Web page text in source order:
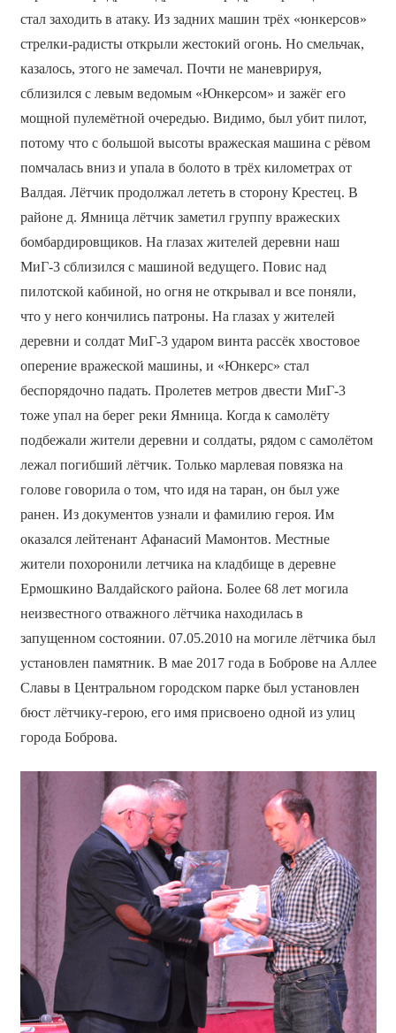
стал заходить в атаку. Из задних машин трёх «юнкерсов»
стрелки-радисты открыли жестокий огонь. Но смельчак,
казалось, этого не замечал. Почти не маневрируя,
сблизился с левым ведомым «Юнкерсом» и зажёг его
мощной пулемётной очередью. Видимо, был убит пилот,
потому что с большой высоты вражеская машина с рёвом
помчалась вниз и упала в болото в трёх километрах от
Валдая. Лётчик продолжал лететь в сторону Крестец. В
районе д. Ямница лётчик заметил группу вражеских
бомбардировщиков. На глазах жителей деревни наш
МиГ-3 сблизился с машиной ведущего. Повис над
пилотской кабиной, но огня не открывал и все поняли,
что у него кончились патроны. На глазах у жителей
деревни и солдат МиГ-3 ударом винта рассёк хвостовое
оперение вражеской машины, и «Юнкерс» стал
беспорядочно падать. Пролетев метров двести МиГ-3
тоже упал на берег реки Ямница. Когда к самолёту
подбежали жители деревни и солдаты, рядом с самолётом
лежал погибший лётчик. Только марлевая повязка на
голове говорила о том, что идя на таран, он был уже
ранен. Из документов узнали и фамилию героя. Им
оказался лейтенант Афанасий Мамонтов. Местные
жители похоронили летчика на кладбище в деревне
Ермошкино Валдайского района. Более 68 лет могила
неизвестного отважного лётчика находилась в
запущенном состоянии. 07.05.2010 на могиле лётчика был
установлен памятник. В мае 2017 года в Боброве на Аллее
Славы в Центральном городском парке был установлен
бюст лётчику-герою, его имя присвоено одной из улиц
города Боброва.